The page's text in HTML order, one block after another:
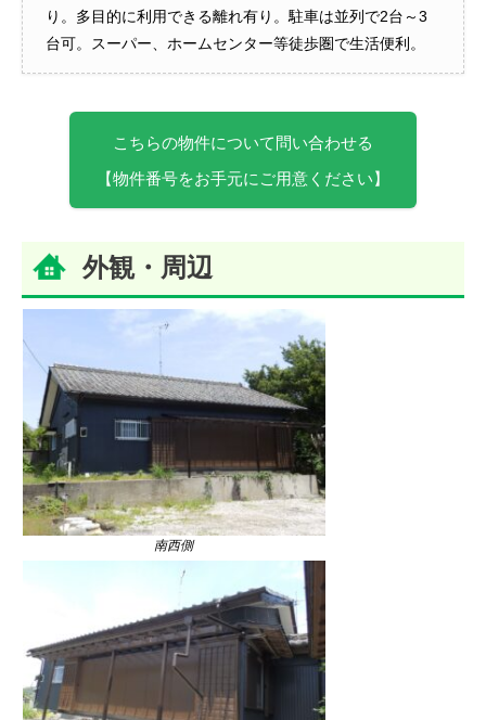
り。多目的に利用できる離れ有り。駐車は並列で2台～3
台可。スーパー、ホームセンター等徒歩圏で生活便利。
こちらの物件について問い合わせる
【物件番号をお手元にご用意ください】
外観・周辺
南西側